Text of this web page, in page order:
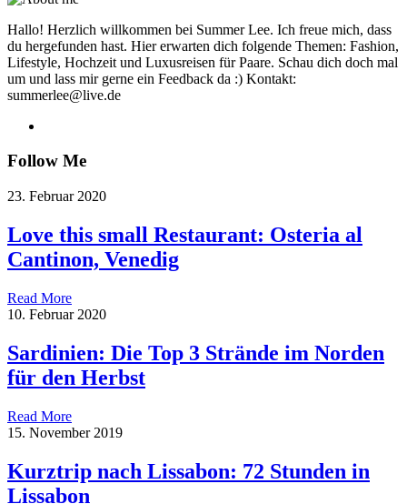
Hallo! Herzlich willkommen bei Summer Lee. Ich freue mich, dass
du hergefunden hast. Hier erwarten dich folgende Themen: Fashion,
Lifestyle, Hochzeit und Luxusreisen für Paare. Schau dich doch mal
um und lass mir gerne ein Feedback da :) Kontakt:
summerlee@live.de
Follow Me
23. Februar 2020
Love this small Restaurant: Osteria al
Cantinon, Venedig
Read More
10. Februar 2020
Sardinien: Die Top 3 Strände im Norden
für den Herbst
Read More
15. November 2019
Kurztrip nach Lissabon: 72 Stunden in
Lissabon